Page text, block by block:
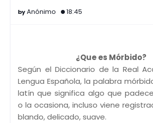
Anónimo 18:45
¿Que es Mórbido?
Según el Diccionario de la Real
Lengua Española, la palabra
latínque significa algo que
o la ocasiona, incluso viene
blando, delicado, suave.